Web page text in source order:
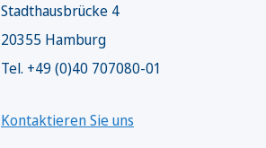
Stadthausbrücke 4
20355 Hamburg
Tel. +49 (0)40 707080-01
Kontaktieren Sie uns